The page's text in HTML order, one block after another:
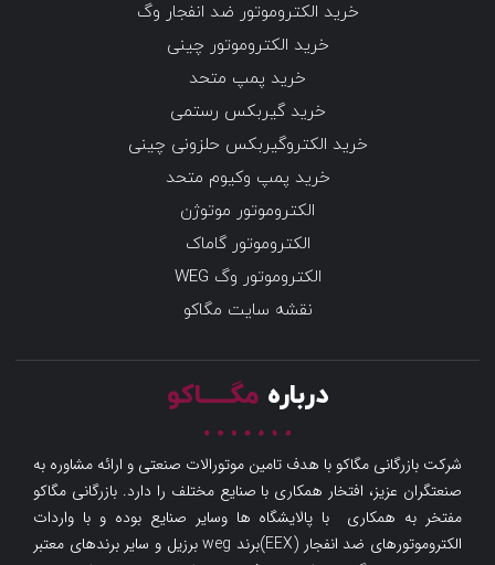
خرید الکتروموتور ضد انفجار وگ
خرید الکتروموتور چینی
خرید پمپ متحد
خرید گیربکس رستمی
خرید الکتروگیربکس حلزونی چینی
خرید پمپ وکیوم متحد
الکتروموتور موتوژن
الکتروموتور گاماک
الکتروموتور وگ WEG
نقشه سایت مگاکو
درباره مگـــــاکو
شرکت بازرگانی مگاکو با هدف تامین موتورالات صنعتی و ارائه مشاوره به
صنعتگران عزیز، افتخار همکاری با صنایع مختلف را دارد. بازرگانی مگاکو
مفتخر به همکاری با پالایشگاه ها وسایر صنایع بوده و با واردات
الکتروموتورهای ضد انفجار (EEX)برند weg برزیل و سایر برندهای معتبر